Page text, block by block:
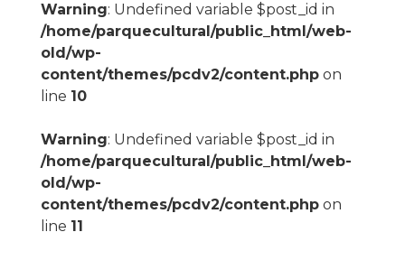
Warning: Undefined variable $post_id in
/home/parquecultural/public_html/web-
old/wp-
content/themes/pcdv2/content.phpon
line 10
Warning: Undefined variable $post_id in
/home/parquecultural/public_html/web-
old/wp-
content/themes/pcdv2/content.phpon
line 11